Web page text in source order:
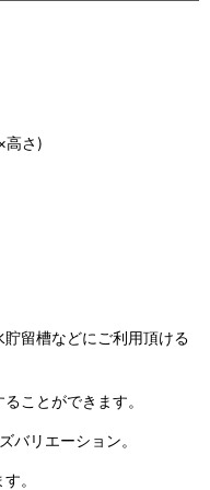
高さ)
留槽などにご利用頂ける
ことができます。
リエーション。
。